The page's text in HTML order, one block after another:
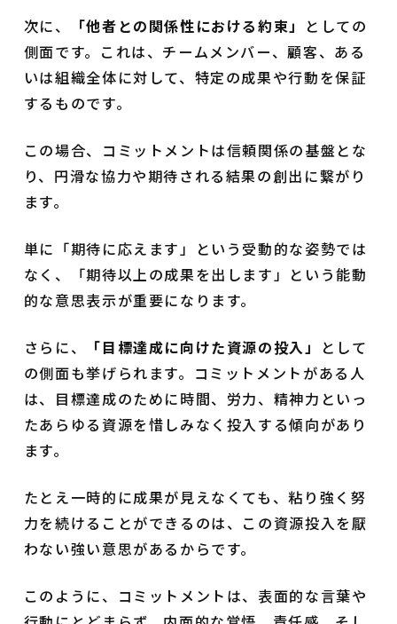
次に、 「他者との関係性における約束」
としての
側面です。これは、チームメンバー、顧客、ある
いは組織全体に対して、特定の成果や行動を保証
するものです。
この場合、コミットメントは信頼関係の基盤とな
り、円滑な協力や期待される結果の創出に繋がり
ます。
単に「期待に応えます」という受動的な姿勢では
なく、「期待以上の成果を出します」という能動
的な意思表示が重要になります。
さらに、 「目標達成に向けた資源の投入」
として
の側面も挙げられます。コミットメントがある人
は、目標達成のために時間、労力、精神力といっ
たあらゆる資源を惜しみなく投入する傾向があり
ます。
たとえ一時的に成果が見えなくても、粘り強く努
力を続けることができるのは、この資源投入を厭
わない強い意思があるからです。
このように、コミットメントは、表面的な言葉や